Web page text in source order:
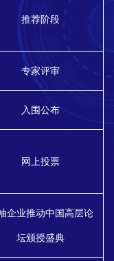
推荐阶段
专家评审
入围公布
网上投票
企业推动中国高层论
坛颁授盛典